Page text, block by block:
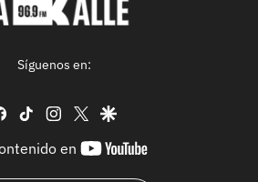
Síguenos en:
facebook
tiktok instagram
twittergoogle
en
youtube-